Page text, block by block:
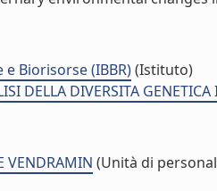
Biorisorse (IBBR)(Istituto)
DELLA DIVERSITA
VENDRAMIN (Unità di